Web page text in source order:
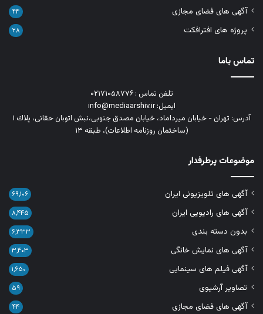
آگهی های فضای مجازی ۴۴
پروژه های افترافکت ۲۸
تماس باما
تلفن تماس : ۰۲۱۷۱۰۵۸۷۷۶
ایمیل: info@mediaarshiv.ir
آدرس: تهران - خیابان میرداماد، خیابان مصدق جنوبی،نبش اتوبان حقانی، پلاك ١
(ساختمان روزنامه اطلاعات)، طبقه ۱۳
موضوعات پرطرفدار
آگهی های تلویزیونی ایران ۶۹,۱۰۶
آگهی های رادیویی ایران ۸,۴۴۵
بدون دسته بندی ۶,۳۳۳
آگهی های نمایش خانگی ۳,۴۰۳
آگهی فیلم های سینمایی ۱,۶۵۰
تصاویر آرشیوی ۵۹
آگهی های فضای مجازی ۴۴